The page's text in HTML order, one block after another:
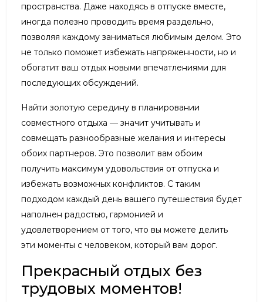
пространства. Даже находясь в отпуске вместе,
иногда полезно проводить время раздельно,
позволяя каждому заниматься любимым делом. Это
не только поможет избежать напряженности, но и
обогатит ваш отдых новыми впечатлениями для
последующих обсуждений.
Найти золотую середину в планировании
совместного отдыха — значит учитывать и
совмещать разнообразные желания и интересы
обоих партнеров. Это позволит вам обоим
получить максимум удовольствия от отпуска и
избежать возможных конфликтов. С таким
подходом каждый день вашего путешествия будет
наполнен радостью, гармонией и
удовлетворением от того, что вы можете делить
эти моменты с человеком, который вам дорог.
Прекрасный отдых без
трудовых моментов!